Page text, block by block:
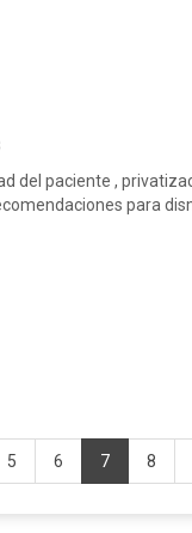
del paciente ,
para
5 6 7 8